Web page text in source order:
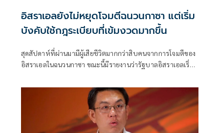
อิสราเอลยังไม่หยุดโจมตีฉนวนกาซา แต่เริ่ม
บังคับใช้กฎระเบียบที่เข้มงวดมากขึ้น
สุดสัปดาห์ที่ผ่านมามีผู้เสียชีวิตมากกว่าสิบคนจากการโจมตีของ
อิสราเอลในฉนวนกาซา ขณะนี้มีรายงานว่ารัฐบาลอิสราเอลเริ่ม